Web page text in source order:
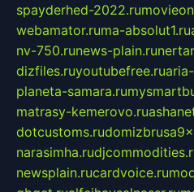
spayderhed-2022.ru
webamator.ruma-absolut1.ru
nv-750.runews-plain.ru
dizfiles.ruyoutubefree.ru
planeta-samara.ru
matrasy-kemerovo.ru
dotcustoms.ru
narasimha.ru
newsplain.rucardvoice.ru